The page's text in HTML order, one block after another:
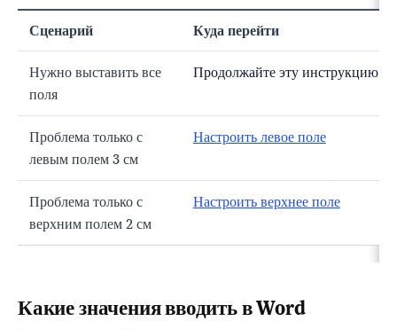
Сценарий Куда перейти
Нужно выставить все
поля
Продолжайте эту инструкцию
Проблема только с
левым полем 3 см
Настроить левое поле
Проблема только с
верхним полем 2 см
Настроить верхнее поле
Какие значения вводить в Word